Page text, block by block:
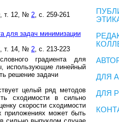
т. 12, № 2 , с. 259-261
для задач минимизации
т. 14, № 2, с. 213-223
градиента для
использующие линейный
решение задачи
целый ряд методов
сходимости в сильно
скорости сходимости
приложениях может быть
ДЛЯ
ДЛЯ